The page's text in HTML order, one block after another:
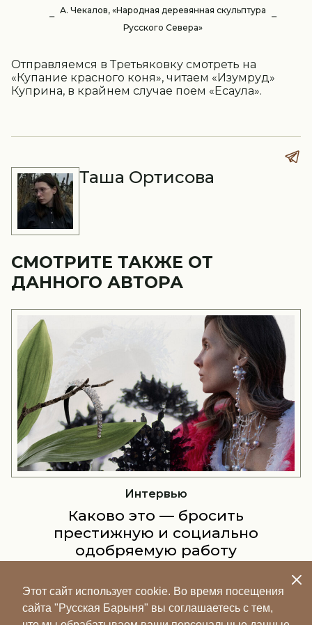
Этот сайт использует cookie. Во время посещения
сайта "Русская Барыня" вы соглашаетесь с тем,
А. Чекалов, «Народная деревянная скульптура
Русского Севера»
Отправляемся в Третьяковку смотреть на
«Купание красного коня», читаем «Изумруд»
Куприна, в крайнем случае поем «Есаула».
Таша Ортисова
СМОТРИТЕ ТАКЖЕ ОТ
ДАННОГО АВТОРА
Интервью
Каково это — бросить
престижную и социально
одобряемую работу
бренд украшений?
Electric Milk — это практически подиумная история,
большинство людей не будет носить эти украшения